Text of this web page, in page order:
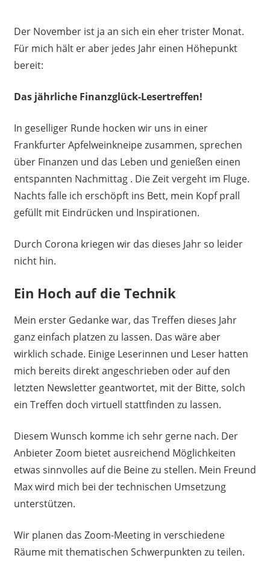
Der November ist ja an sich ein eher trister Monat.
Für mich hält er aber jedes Jahr einen Höhepunkt
bereit:
Das jährliche Finanzglück-Lesertreffen!
In geselliger Runde hocken wir uns in einer
Frankfurter Apfelweinkneipe zusammen, sprechen
über Finanzen und das Leben und genießen einen
entspannten Nachmittag . Die Zeit vergeht im Fluge.
Nachts falle ich erschöpft ins Bett, mein Kopf prall
gefüllt mit Eindrücken und Inspirationen.
Durch Corona kriegen wir das dieses Jahr so leider
nicht hin.
Ein Hoch auf die Technik
Mein erster Gedanke war, das Treffen dieses Jahr
ganz einfach platzen zu lassen. Das wäre aber
wirklich schade. Einige Leserinnen und Leser hatten
mich bereits direkt angeschrieben oder auf den
letzten Newsletter geantwortet, mit der Bitte, solch
ein Treffen doch virtuell stattfinden zu lassen.
Diesem Wunsch komme ich sehr gerne nach. Der
Anbieter Zoom bietet ausreichend Möglichkeiten
etwas sinnvolles auf die Beine zu stellen. Mein Freund
Max wird mich bei der technischen Umsetzung
unterstützen.
Wir planen das Zoom-Meeting in verschiedene
Räume mit thematischen Schwerpunkten zu teilen.